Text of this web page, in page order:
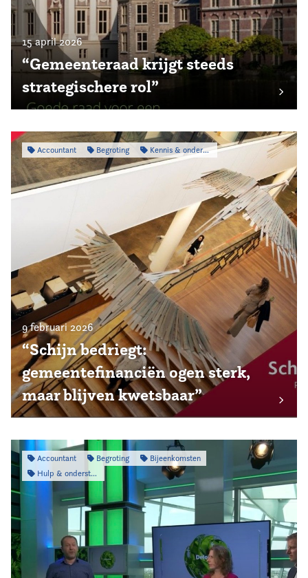
15 april 2026
“Gemeenteraad krijgt steeds
strategischere rol”
Accountant Begroting Kennis & onderzoek
9 februari 2026
“Schijn bedriegt:
gemeentefinanciën ogen sterk,
maar blijven kwetsbaar”
Accountant Begroting
Bijeenkomsten
Hulp & ondersteuning